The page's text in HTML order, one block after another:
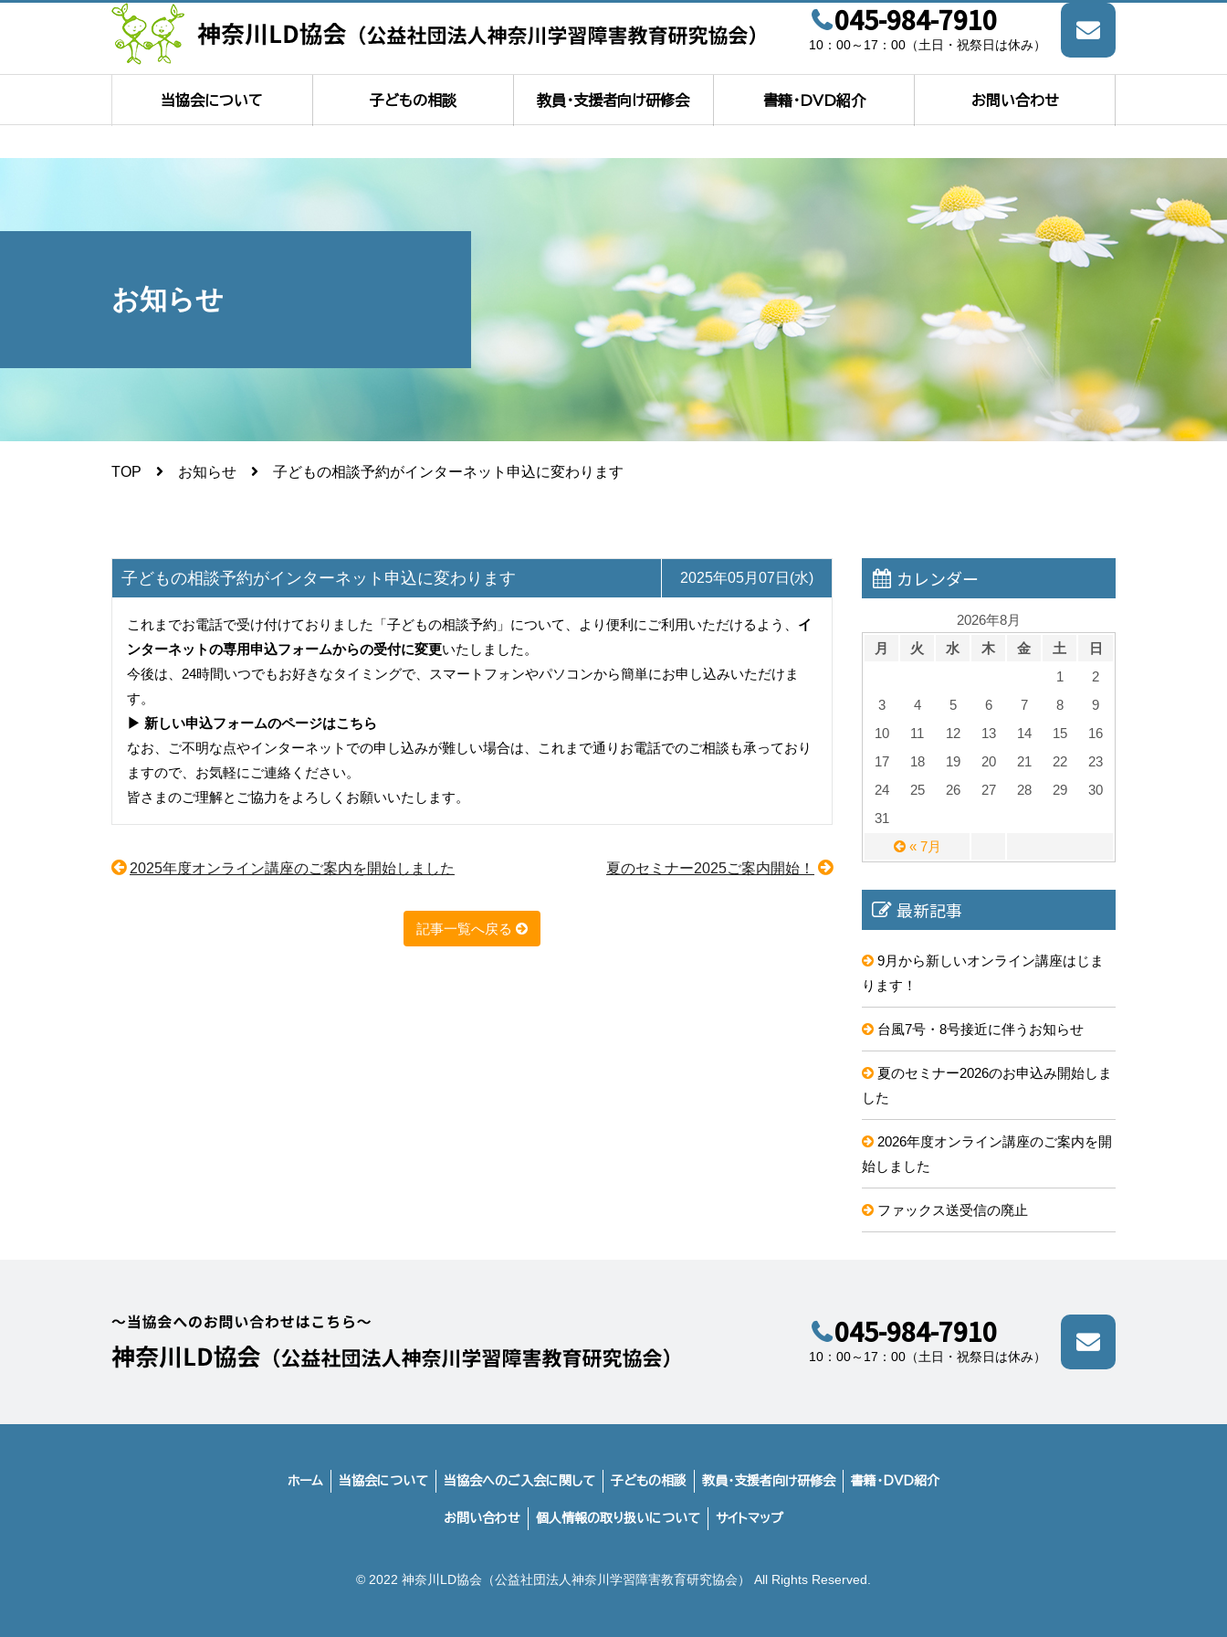
045-984-7910
10：00～17：00（土日・祝祭日は休み）
当協会について 子どもの相談 教員・支援者向け研修会 書籍・DVD紹介 お問い合わせ
お知らせ
TOP お知らせ 子どもの相談予約がインターネット申込に変わります
子どもの相談予約がインターネット申込に変わります 2025年05月07日(水)
これまでお電話で受け付けておりました「子どもの相談予約」について、より便利にご利用いただけるよう、 イ
ンターネットの専用申込フォームからの受付に変更いたしました。
今後は、24時間いつでもお好きなタイミングで、スマートフォンやパソコンから簡単にお申し込みいただけま
す。
▶ 新しい申込フォームのページはこちら
なお、ご不明な点やインターネットでの申し込みが難しい場合は、これまで通りお電話でのご相談も承っており
ますので、お気軽にご連絡ください。
皆さまのご理解とご協力をよろしくお願いいたします。
2025年度オンライン講座のご案内を開始しました 夏のセミナー2025ご案内開始！
記事一覧へ戻る
カレンダー
2026年8月
月
火 水 木 金 土 日
« 7月
1
2
3
4 5 6 7 8
9
10
11 12 13 14 15
16
17
18 19 20 21 22
23
24
25 26 27 28 29
30
31
最新記事
9月から新しいオンライン講座はじま
ります！
台風7号・8号接近に伴うお知らせ
夏のセミナー2026のお申込み開始しま
した
2026年度オンライン講座のご案内を開
始しました
ファックス送受信の廃止
045-984-7910
10：00～17：00（土日・祝祭日は休み）
ホーム 当協会について 当協会へのご入会に関して 子どもの相談 教員・支援者向け研修会 書籍・DVD紹介
お問い合わせ 個人情報の取り扱いについて サイトマップ
© 2022 神奈川LD協会（公益社団法人神奈川学習障害教育研究協会） All Rights Reserved.